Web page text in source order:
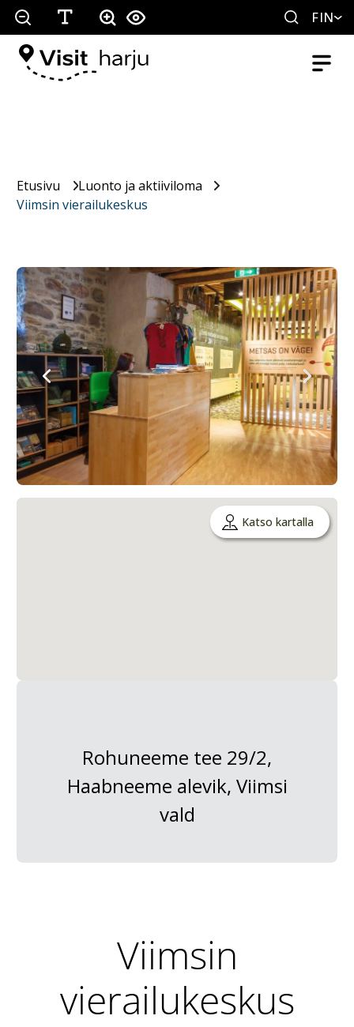
FIN
Etusivu
Luonto ja aktiiviloma
Viimsin vierailukeskus
Katso kartalla
Rohuneeme tee 29/2,
Haabneeme alevik, Viimsi
vald
Viimsin
vierailukeskus